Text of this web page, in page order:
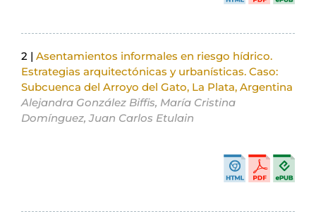
2 | Asentamientos informales en riesgo hídrico.
Estrategias arquitectónicas y urbanísticas. Caso:
Subcuenca del Arroyo del Gato, La Plata, Argentina
Alejandra González Biffis, María Cristina
Domínguez, Juan Carlos Etulain